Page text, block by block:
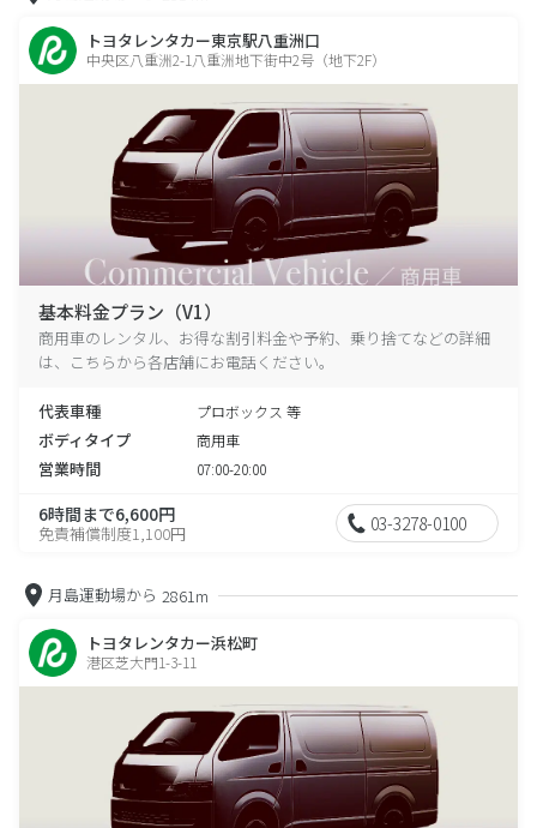
トヨタレンタカー東京駅八重洲口
中央区八重洲2-1八重洲地下街中2号（地下2F）
基本料金プラン（V1）
商用車のレンタル、お得な割引料金や予約、乗り捨てなどの詳細
は、こちらから各店舗にお電話ください。
代表車種 プロボックス 等
ボディタイプ 商用車
営業時間 07:00-20:00
6時間まで6,600円
免責補償制度1,100円 03-3278-0100
月島運動場から 2861m
トヨタレンタカー浜松町
港区芝大門1-3-11